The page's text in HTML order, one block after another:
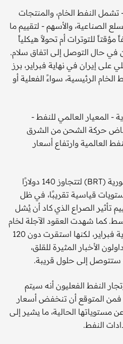
النفط الخام، والمنتجات
الصناعية، والأسهم - لتقييم ما
للتوترات أم تحولاً هيكلياً
في حال التوصل إلى اتفاق سلام.
على إيران في نهاية فبراير، برز
الرئيسية، سواءً الفعلية أو
المعيار العالمي للنفط -
حركة الشحن من الشرق
العالمية وارتفاع أسعار
وارتفعت أسعار خام برنت الفورية (BRT) لتتجاوز 140 دولارًا
قياسية تقريبًا، في ظل
تأثير الصراع الذي كاد أن يُشل
كما شهدت العقود الآجلة لخام
برنت ارتفاعًا ملحوظًا منذ نهاية فبراير، لكنها استقرت دون 120
الأخبار المثيرة للقلق،
ستتوصل إلى حلول قريبة.
النفط الفعليون أنه سيتم
فمن المتوقع أن تنخفض أسعار
الحالية، ما يشير إلى
النفط.